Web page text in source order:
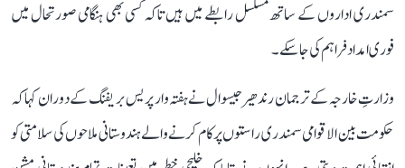
سمندری اداروں کے ساتھ مسلسل رابطے میں ہیں تاکہ کسی بھی ہنگامی صورتحال میں
فوری امداد فراہم کی جا سکے۔
وزارتِ خارجہ کے ترجمان رندھیر جیسوال نے ہفتہ وار پریس بریفنگ کے دوران کہا کہ
حکومت بین الاقوامی سمندری راستوں پر کام کرنے والے ہندوستانی ملاحوں کی سلامتی کو